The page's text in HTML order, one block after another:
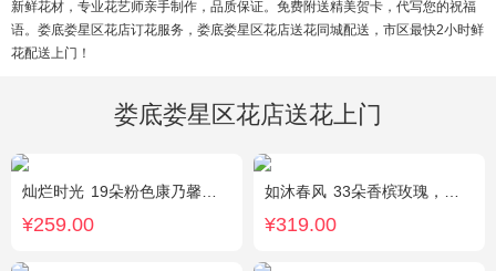
新鲜花材，专业花艺师亲手制作，品质保证。免费附送精美贺卡，代写您的祝福
语。娄底娄星区花店订花服务，娄底娄星区花店送花同城配送，市区最快2小时鲜
花配送上门！
娄底娄星区花店送花上门
灿烂时光 19朵粉色康乃馨，2支多头粉百合，桔梗、黄莺搭配
¥259.00
如沐春风 33朵香槟玫瑰，绿叶搭配
¥319.00